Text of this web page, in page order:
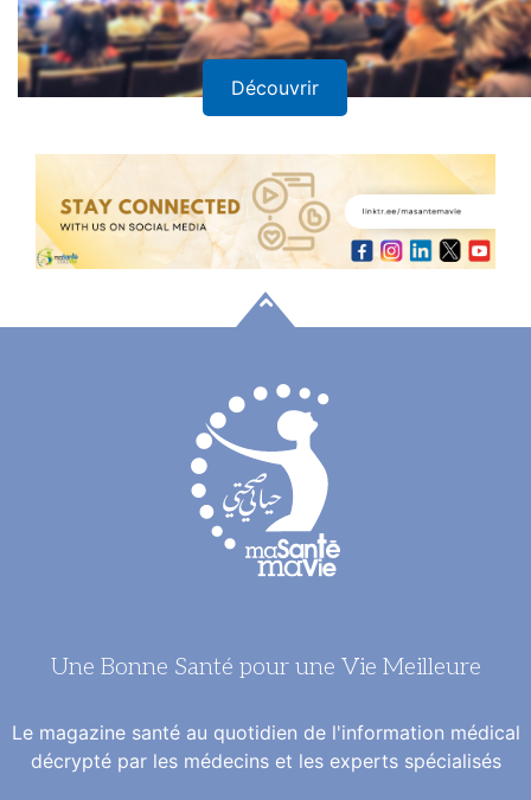
Découvrir
Une Bonne Santé pour une Vie Meilleure
Le magazine santé au quotidien de l'information médical
décrypté par les médecins et les experts spécialisés